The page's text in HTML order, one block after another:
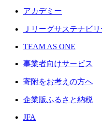
アカデミー
Ｊリーグサステナビリ
TEAM AS ONE
事業者向けサービス
寄附をお考えの方へ
企業版ふるさと納税
JFA